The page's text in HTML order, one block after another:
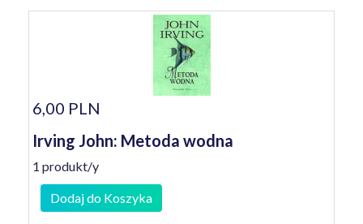
6,00 PLN
Irving John: Metoda wodna
1 produkt/y
Dodaj do Koszyka